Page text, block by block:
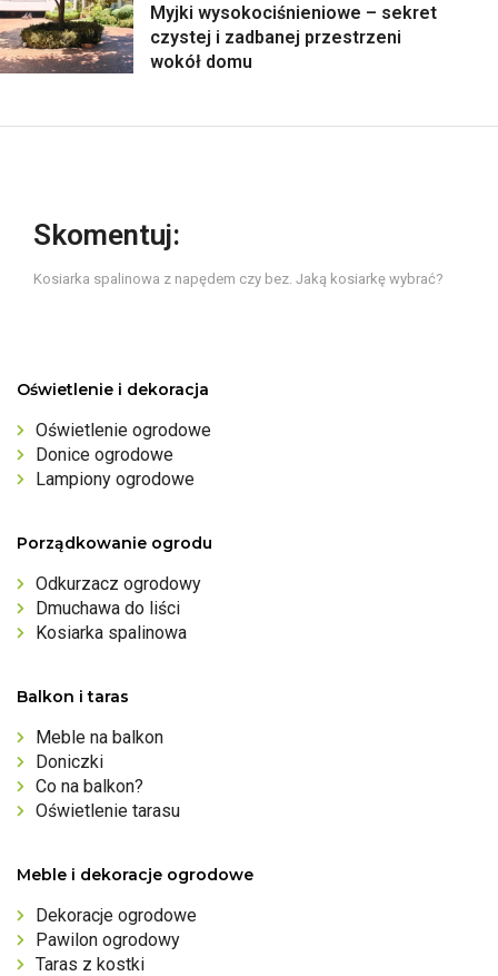
Myjki wysokociśnieniowe – sekret
czystej i zadbanej przestrzeni
wokół domu
Skomentuj:
Kosiarka spalinowa z napędem czy bez. Jaką kosiarkę wybrać?
Oświetlenie i dekoracja
Oświetlenie ogrodowe
Donice ogrodowe
Lampiony ogrodowe
Porządkowanie ogrodu
Odkurzacz ogrodowy
Dmuchawa do liści
Kosiarka spalinowa
Balkon i taras
Meble na balkon
Doniczki
Co na balkon?
Oświetlenie tarasu
Meble i dekoracje ogrodowe
Dekoracje ogrodowe
Pawilon ogrodowy
Taras z kostki